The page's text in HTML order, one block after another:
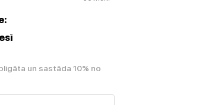
un sastāda 10% no